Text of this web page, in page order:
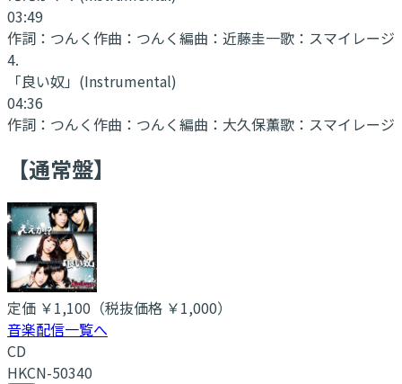
03:49
作詞： つんく作曲： つんく編曲： 近藤圭一歌： スマイレージ
4.
「良い奴」 (Instrumental)
04:36
作詞： つんく作曲： つんく編曲： 大久保薫歌： スマイレージ
【通常盤】
定価 ￥1,100 （税抜価格 ￥1,000）
音楽配信一覧へ
CD
HKCN-50340